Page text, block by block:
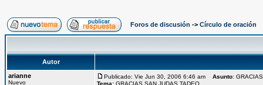
Foros de discusión -> Círculo de oración
Autor
arianne
Nuevo
Publicado: Vie Jun 30, 2006 6:46 am Asunto:
Tema: GRACIAS SAN JUDAS TADEO